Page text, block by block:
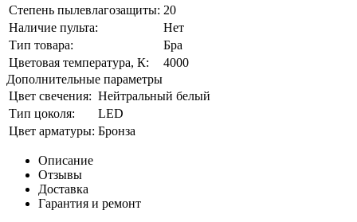
Степень пылевлагозащиты: 20
Наличие пульта:
Нет
Тип товара:
Бра
Цветовая температура, К:
4000
Дополнительные параметры
Цвет свечения: Нейтральный белый
Тип цоколя:
LED
Цвет арматуры: Бронза
Описание
Отзывы
Доставка
Гарантия и ремонт